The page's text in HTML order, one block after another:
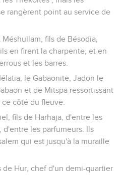
rangèrent point au service de
fils de Bésodia,
en firent la charpente, et en
et les barres.
le Gabaonite, Jadon le
et de Mitspa ressortissant
côté du fleuve.
fils de Harhaja, d'entre les
d'entre les parfumeurs. Ils
qui est jusqu'à la muraille
de Hur, chef d'un demi-quartier